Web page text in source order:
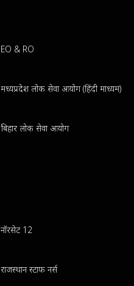
EO & RO
मध्यप्रदेश लोक सेवा आयोग (हिंदी माध्यम)
बिहार लोक सेवा आयोग
नॉरसेट 12
राजस्थान स्टाफ नर्स